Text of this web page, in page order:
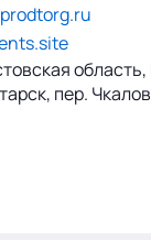
пер.